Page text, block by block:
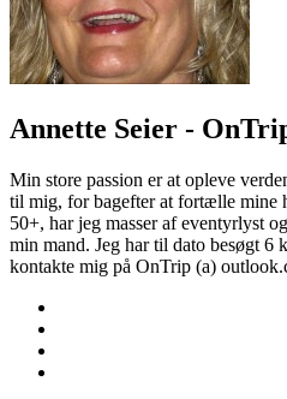
Annette Seier -
Min store passion er at opleve
til mig, for bagefter at fortælle mine
50+, har jeg masser af eventyrlyst
min mand. Jeg har til dato besøgt 6
kontakte mig på OnTrip (a)